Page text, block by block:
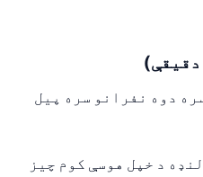
دوه نفرانو سره پیل
د خپل هوسې کوم چیز